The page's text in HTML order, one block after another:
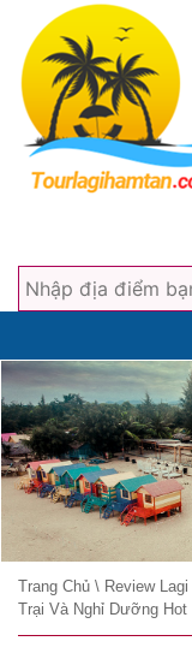
Trang Chủ \ Review Lagi
Trại Và Nghỉ Dưỡng Hot